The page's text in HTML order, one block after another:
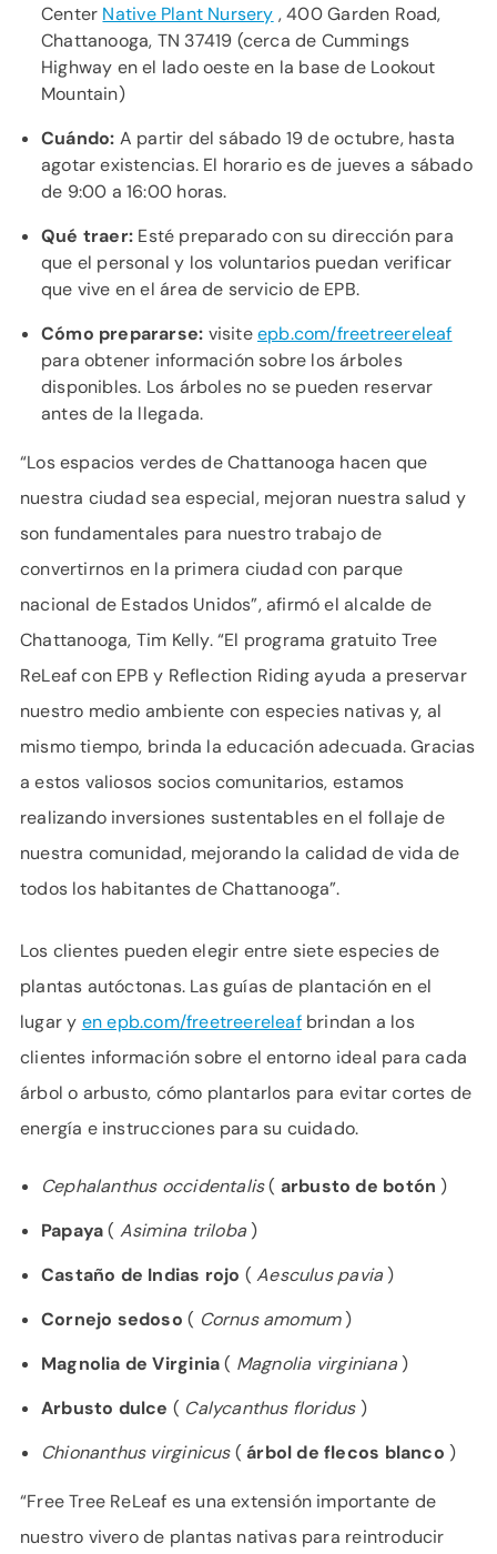
Center Native Plant Nursery , 400 Garden Road,
Chattanooga, TN 37419 (cerca de Cummings
Highway en el lado oeste en la base de Lookout
Mountain)
Cuándo: A partir del sábado 19 de octubre, hasta
agotar existencias. El horario es de jueves a sábado
de 9:00 a 16:00 horas.
Qué traer: Esté preparado con su dirección para
que el personal y los voluntarios puedan verificar
que vive en el área de servicio de EPB.
Cómo prepararse: visiteepb.com/freetreereleaf
para obtener información sobre los árboles
disponibles. Los árboles no se pueden reservar
antes de la llegada.
“Los espacios verdes de Chattanooga hacen que
nuestra ciudad sea especial, mejoran nuestra salud y
son fundamentales para nuestro trabajo de
convertirnos en la primera ciudad con parque
nacional de Estados Unidos”, afirmó el alcalde de
Chattanooga, Tim Kelly. “El programa gratuito Tree
ReLeaf con EPB y Reflection Riding ayuda a preservar
nuestro medio ambiente con especies nativas y, al
mismo tiempo, brinda la educación adecuada. Gracias
a estos valiosos socios comunitarios, estamos
realizando inversiones sustentables en el follaje de
nuestra comunidad, mejorando la calidad de vida de
todos los habitantes de Chattanooga”.
Los clientes pueden elegir entre siete especies de
plantas autóctonas. Las guías de plantación en el
lugar y en epb.com/freetreereleafbrindan a los
clientes información sobre el entorno ideal para cada
árbol o arbusto, cómo plantarlos para evitar cortes de
energía e instrucciones para su cuidado.
Cephalanthus occidentalis( arbusto de botón )
Papaya( Asimina triloba)
Castaño de Indias rojo (Aesculus pavia)
Cornejo sedoso ( Cornus amomum)
Magnolia de Virginia( Magnolia virginiana)
Arbusto dulce ( Calycanthus floridus)
Chionanthus virginicus(árbol de flecos blanco )
“Free Tree ReLeaf es una extensión importante de
nuestro vivero de plantas nativas para reintroducir